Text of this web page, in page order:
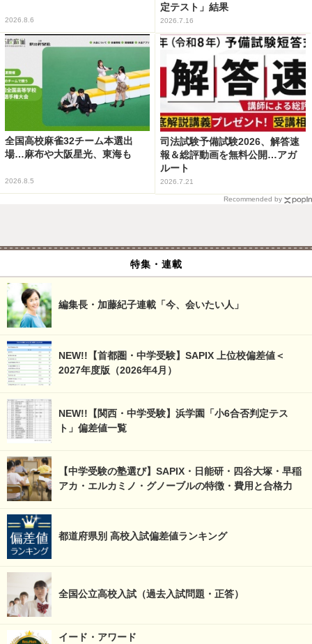
2026.8.6
定テスト」結果
2026.7.16
全国高校麻雀32チーム本選出
場…麻布や大阪星光、東海も
2026.8.5
司法試験予備試験2026、解答速
報＆総評動画を無料公開…アガ
ルート
2026.7.21
Recommended by
特集・連載
編集長・加藤紀子連載「今、会いたい人」
NEW!!【首都圏・中学受験】SAPIX 上位校偏差値＜
2027年度版（2026年4月）
NEW!!【関西・中学受験】浜学園「小6合否判定テス
ト」偏差値一覧
【中学受験の塾選び】SAPIX・日能研・四谷大塚・早稲
アカ・エルカミノ・グノーブルの特徴・費用と合格力
都道府県別 高校入試偏差値ランキング
全国公立高校入試（過去入試問題・正答）
イード・アワード